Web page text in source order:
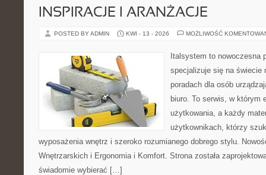
INSPIRACJE I ARANŻACJE
POSTED BY ADMIN KWI - 13 - 2026 MOŻLIWOŚĆ
Italsystem to nowoczesna
specjalizuje się na świecie
poradach dla osób
biuro. To serwis, w którym
użytkowania, a każdy
użytkownikach, którzy
wyposażenia wnętrz i szeroko rozumianego dobrego stylu.
Wnętrzarskich i Ergonomia i Komfort. Strona została
świadomie wybierać […]